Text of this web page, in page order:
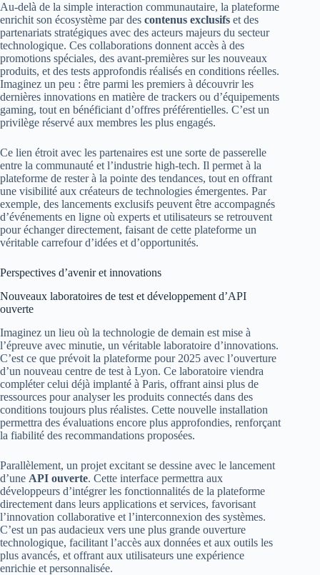
Au-delà de la simple interaction communautaire, la plateforme
enrichit son écosystème par des contenus exclusifs et des
partenariats stratégiques avec des acteurs majeurs du secteur
technologique. Ces collaborations donnent accès à des
promotions spéciales, des avant-premières sur les nouveaux
produits, et des tests approfondis réalisés en conditions réelles.
Imaginez un peu : être parmi les premiers à découvrir les
dernières innovations en matière de trackers ou d’équipements
gaming, tout en bénéficiant d’offres préférentielles. C’est un
privilège réservé aux membres les plus engagés.
Ce lien étroit avec les partenaires est une sorte de passerelle
entre la communauté et l’industrie high-tech. Il permet à la
plateforme de rester à la pointe des tendances, tout en offrant
une visibilité aux créateurs de technologies émergentes. Par
exemple, des lancements exclusifs peuvent être accompagnés
d’événements en ligne où experts et utilisateurs se retrouvent
pour échanger directement, faisant de cette plateforme un
véritable carrefour d’idées et d’opportunités.
Perspectives d’avenir et innovations
Nouveaux laboratoires de test et développement d’API
ouverte
Imaginez un lieu où la technologie de demain est mise à
l’épreuve avec minutie, un véritable laboratoire d’innovations.
C’est ce que prévoit la plateforme pour 2025 avec l’ouverture
d’un nouveau centre de test à Lyon. Ce laboratoire viendra
compléter celui déjà implanté à Paris, offrant ainsi plus de
ressources pour analyser les produits connectés dans des
conditions toujours plus réalistes. Cette nouvelle installation
permettra des évaluations encore plus approfondies, renforçant
la fiabilité des recommandations proposées.
Parallèlement, un projet excitant se dessine avec le lancement
d’une API ouverte. Cette interface permettra aux
développeurs d’intégrer les fonctionnalités de la plateforme
directement dans leurs applications et services, favorisant
l’innovation collaborative et l’interconnexion des systèmes.
C’est un pas audacieux vers une plus grande ouverture
technologique, facilitant l’accès aux données et aux outils les
plus avancés, et offrant aux utilisateurs une expérience
enrichie et personnalisée.